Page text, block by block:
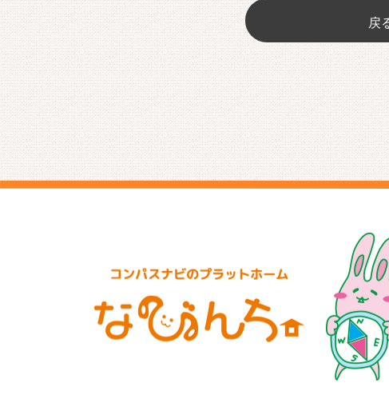
戻